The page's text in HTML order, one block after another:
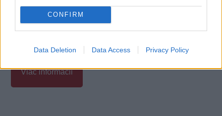
CONFIRM
Data Deletion Data Access Privacy Policy
Viac informácii